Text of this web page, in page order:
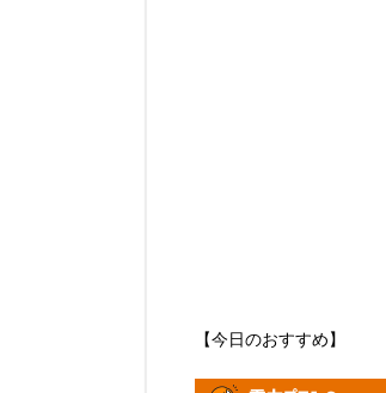
【今日のおすすめ】